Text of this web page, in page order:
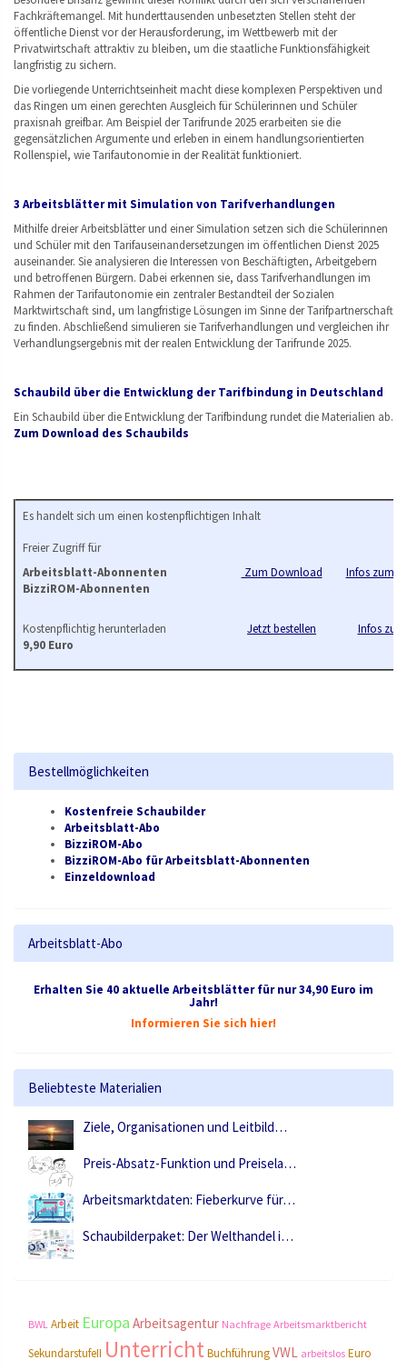
Fachkräftemangel. Mit hunderttausenden unbesetzten Stellen steht der
öffentliche Dienst vor der Herausforderung, im Wettbewerb mit der
Privatwirtschaft attraktiv zu bleiben, um die staatliche Funktionsfähigkeit
langfristig zu sichern.
Die vorliegende Unterrichtseinheit macht diese komplexen Perspektiven und
das Ringen um einen gerechten Ausgleich für Schülerinnen und Schüler
praxisnah greifbar. Am Beispiel der Tarifrunde 2025 erarbeiten sie die
gegensätzlichen Argumente und erleben in einem handlungsorientierten
Rollenspiel, wie Tarifautonomie in der Realität funktioniert.
3 Arbeitsblätter mit Simulation von Tarifverhandlungen
Mithilfe dreier Arbeitsblätter und einer Simulation setzen sich die Schülerinnen
und Schüler mit den Tarifauseinandersetzungen im öffentlichen Dienst 2025
auseinander. Sie analysieren die Interessen von Beschäftigten, Arbeitgebern
und betroffenen Bürgern. Dabei erkennen sie, dass Tarifverhandlungen im
Rahmen der Tarifautonomie ein zentraler Bestandteil der Sozialen
Marktwirtschaft sind, um langfristige Lösungen im Sinne der Tarifpartnerschaft
zu finden. Abschließend simulieren sie Tarifverhandlungen und vergleichen ihr
Verhandlungsergebnis mit der realen Entwicklung der Tarifrunde 2025.
Schaubild über die Entwicklung der Tarifbindung in Deutschland
Ein Schaubild über die Entwicklung der Tarifbindung rundet die Materialien ab.
Zum Download des Schaubilds
Es handelt sich um einen kostenpflichtigen Inhalt
Freier Zugriff für
Arbeitsblatt-Abonnenten
BizziROM-Abonnenten
Zum Download Infos zum
Kostenpflichtig herunterladen
9,90 Euro
Jetzt bestellen Infos zur
Bestellmöglichkeiten
Kostenfreie Schaubilder
Arbeitsblatt-Abo
BizziROM-Abo
BizziROM-Abo für Arbeitsblatt-Abonnenten
Einzeldownload
Arbeitsblatt-Abo
Erhalten Sie 40 aktuelle Arbeitsblätter für nur 34,90 Euro im
Jahr!
Informieren Sie sich hier!
Beliebteste Materialien
Ziele, Organisationen und Leitbild…
Preis-Absatz-Funktion und Preisela…
Arbeitsmarktdaten: Fieberkurve für…
Schaubilderpaket: Der Welthandel i…
BWL Arbeit Europa Arbeitsagentur Nachfrage Arbeitsmarktbericht
SekundarstufeII UnterrichtBuchführungVWL arbeitslos Euro